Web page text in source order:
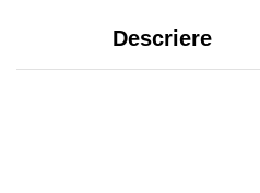
Descriere